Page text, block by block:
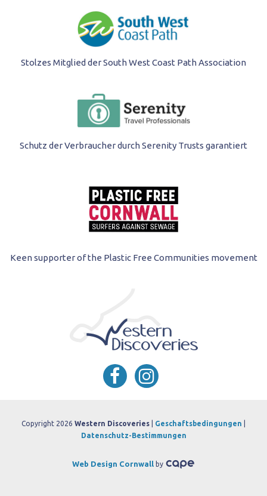
Stolzes Mitglied der South West Coast Path Association
Schutz der Verbraucher durch Serenity Trusts garantiert
Keen supporter of the Plastic Free Communities movement
Copyright 2026 Western Discoveries Geschaftsbedingungen
Datenschutz-Bestimmungen
Web Design Cornwall by